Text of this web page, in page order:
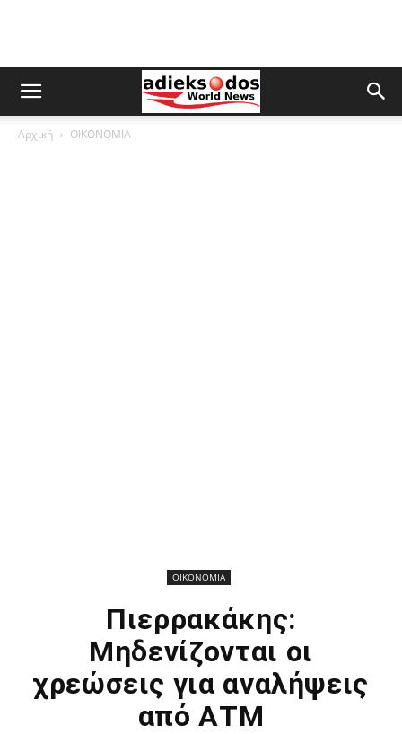
Αρχική ΟΙΚΟΝΟΜΙΑ
ΟΙΚΟΝΟΜΙΑ
Πιερρακάκης:
Μηδενίζονται οι
χρεώσεις για αναλήψεις
από ΑΤΜ